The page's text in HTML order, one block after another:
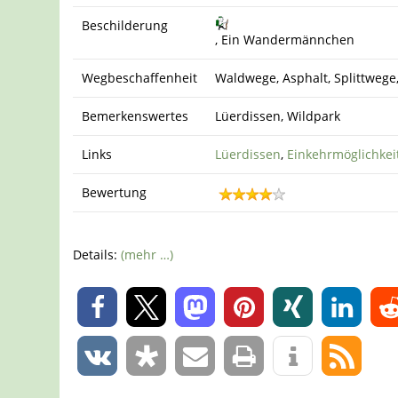
Beschilderung
, Ein Wandermännchen
Wegbeschaffenheit Waldwege, Asphalt, Splittwege,
Bemerkenswertes Lüerdissen, Wildpark
Links Lüerdissen,
Bewertung
Details:(mehr …)
0
0